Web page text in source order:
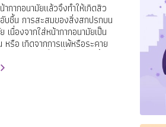
ากากอนามัยแล้วจึงทำให้เกิดสิว
บชื้น การสะสมของสิ่งสกปรกบน
เนื่องจากใส่หน้ากากอนามัยเป็น
หรือ เกิดจากการแพ้หรือระคาย
การสะสมของเชื้อโรคมากขึ้น
อุดตันของรูขุมขน และกลายเป็น